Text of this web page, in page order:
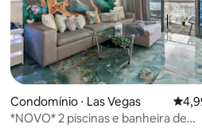
média de 5, 162 avaliações
Condomínio ⋅ Las Vegas 4,99
*NOVO* 2 piscinas e banheira de